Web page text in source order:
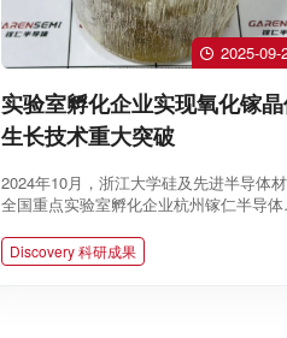
2025-09-
实验室孵化企业实现氧化镓
生长技术重大突破
2024年10月，浙江大学硅及先进半导体
全国重点实验室孵化企业杭州镓仁半导体
Discovery 科研成果